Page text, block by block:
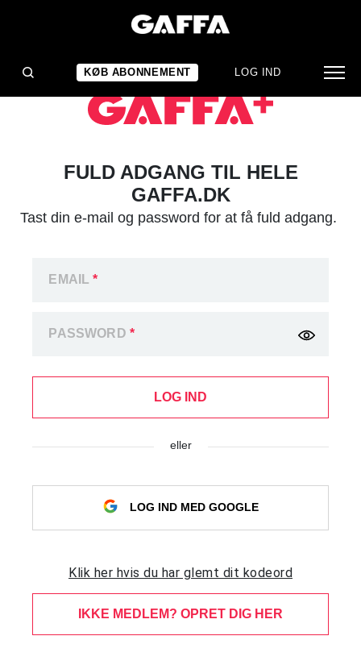
KØB ABONNEMENT LOG IND
FULD ADGANG TIL HELE
GAFFA.DK
Tast din e-mail og password for at få fuld adgang.
EMAIL*
PASSWORD *
LOG IND
eller
LOG IND MED GOOGLE
Klik her hvis du har glemt dit kodeord
IKKE MEDLEM? OPRET DIG HER